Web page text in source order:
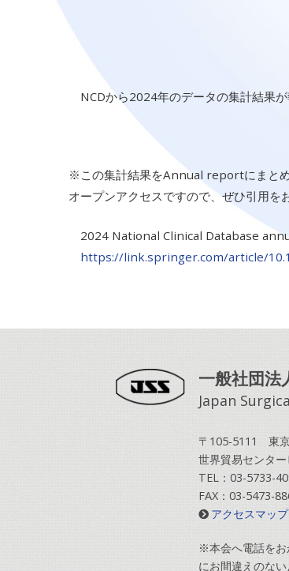
NCDから2024年のデータの集計結果が
※この集計結果をAnnual reportにまと
オープンアクセスですので、ぜひ引用を
2024 National Clinical Database
https://link.springer.com/article/
一般社団
Japan
〒105-5111 東
世界貿易センタ
TEL：03-5733-
FAX：03-5473-
アクセスマップ
※本会へ電話をお
にお間違えのない